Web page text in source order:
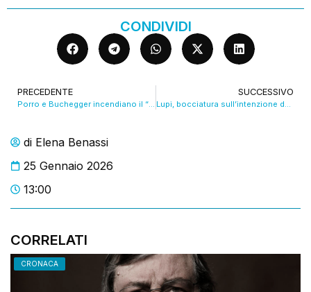
di Elena Benassi
25 Gennaio 2026
13:00
CORRELATI
CRONACA
CONDIVIDI
PRECEDENTE
Porro e Buchegger incendiano il “Tempio”: Modena vince il derby per il quarto posto 3-2
SUCCESSIVO
Lupi, bocciatura sull’intenzione del Governo di abbatterli. VIDEO